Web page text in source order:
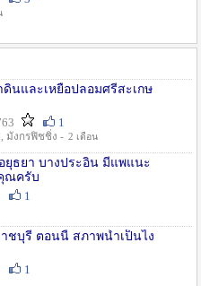
นและเหยื่อปลอมศรีสะเกษ
1
, มังกรฟิชชิ่ง - 2 เดือน
ยุธยา บางประอิน มีแพแนะ
ณครับ
1
าชบุรี ตอนนี้ สภาพน้ำเป็นไง
1